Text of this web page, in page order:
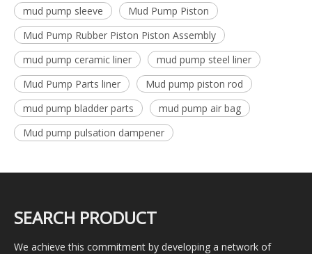
mud pump sleeve
Mud Pump Piston
Mud Pump Rubber Piston Piston Assembly
mud pump ceramic liner
mud pump steel liner
Mud Pump Parts liner
Mud pump piston rod
mud pump bladder parts
mud pump air bag
Mud pump pulsation dampener
SEARCH PRODUCT
We achieve this commitment by developing a network of